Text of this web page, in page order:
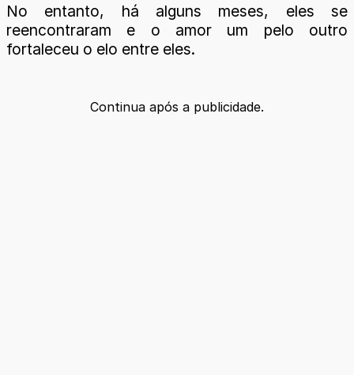
No entanto, há alguns meses, eles se
reencontraram e o amor um pelo outro
fortaleceu o elo entre eles.
Continua após a publicidade.